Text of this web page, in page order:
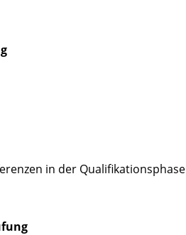
renzen in der Qualifikationsphase